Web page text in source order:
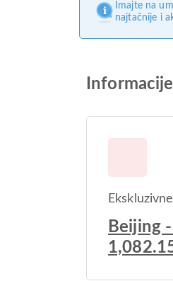
Imajte na
najtačnije i
Beijing